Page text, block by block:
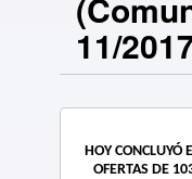
11/
HOY CONCLUYÓ
OFERTAS DE